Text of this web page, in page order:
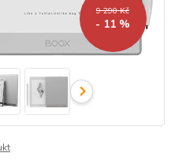
9 290 Kč
- 11 %